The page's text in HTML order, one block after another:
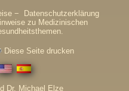
−
Datenschutzerklärung
zu Medizinischen
Diese Seite drucken
Dr. Michael Elze